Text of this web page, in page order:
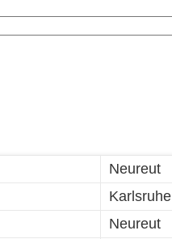
Neureut
Karlsruhe
Neureut